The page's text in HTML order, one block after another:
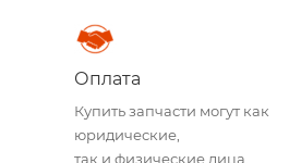
Оплата
Купить запчасти могут как
юридические,
так и физические лица.